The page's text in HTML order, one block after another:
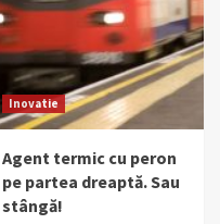
Inovatie
Agent termic cu peron
pe partea dreaptă. Sau
stângă!